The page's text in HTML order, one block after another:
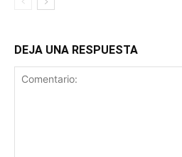
DEJA UNA RESPUESTA